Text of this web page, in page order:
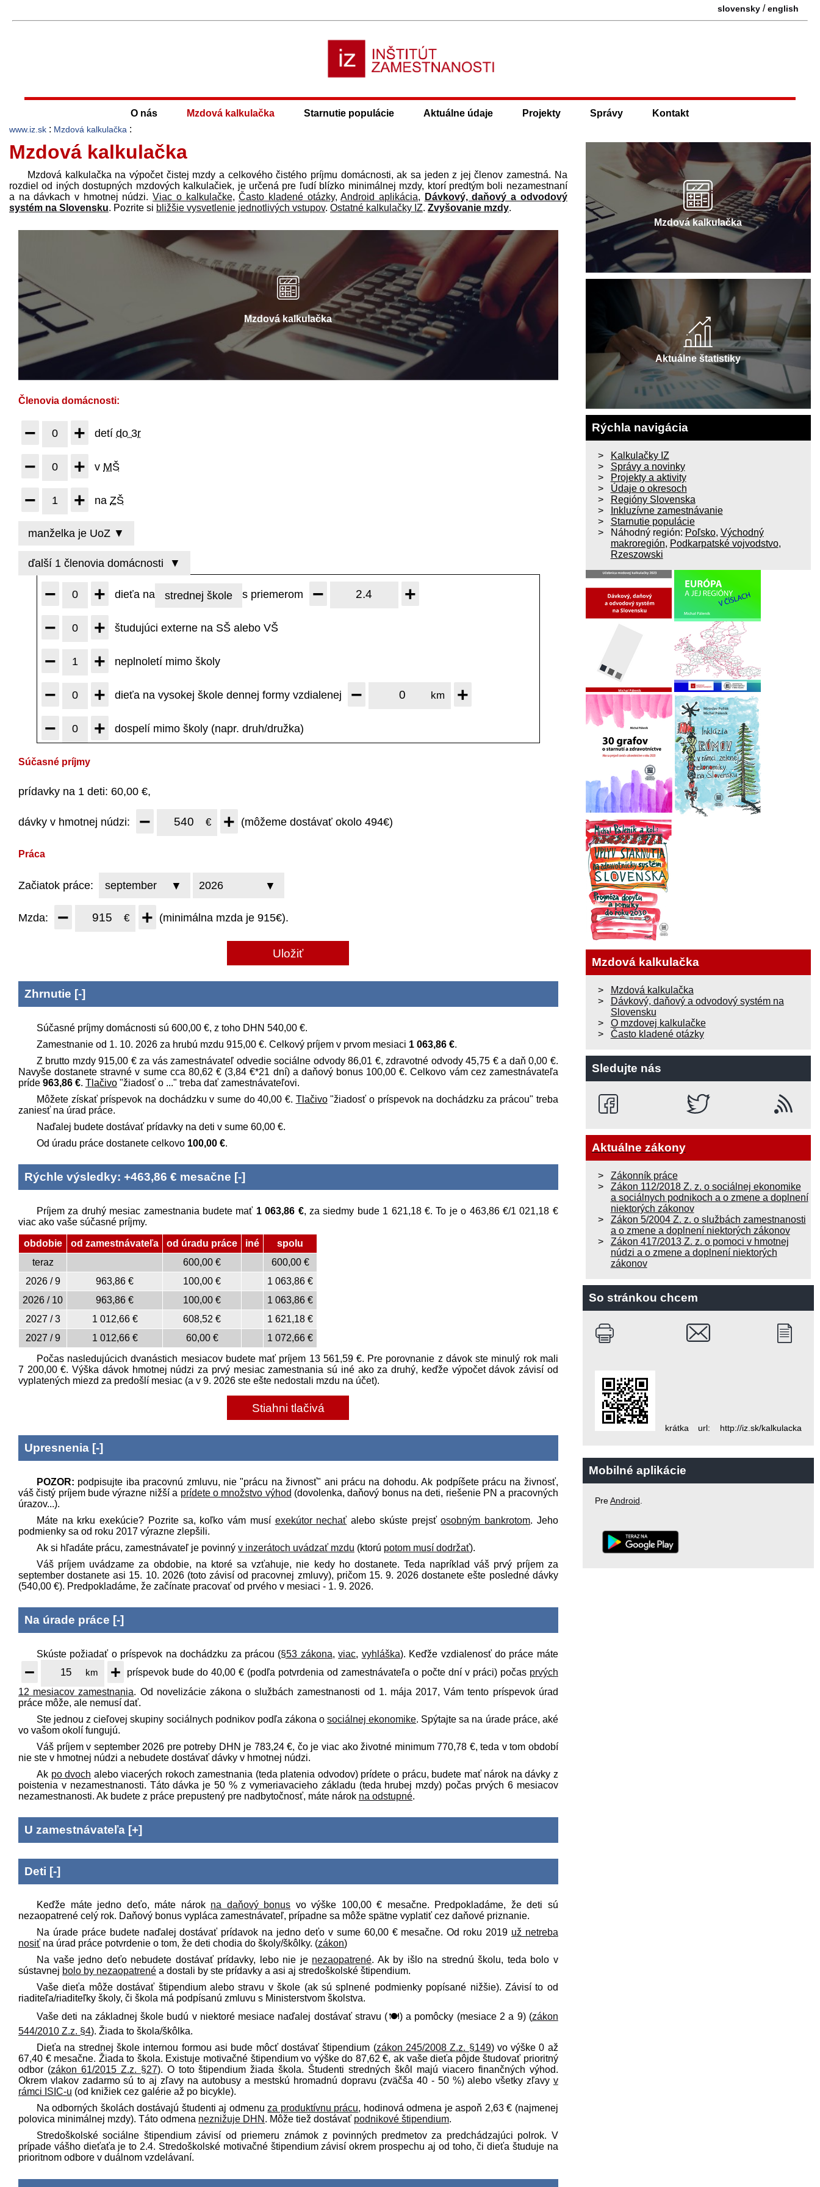
slovensky /english
O nás Mzdová kalkulačka Starnutie populácie Aktuálne údaje Projekty Správy Kontakt
www.iz.sk : Mzdová kalkulačka :
Mzdová kalkulačka
Mzdová kalkulačka na výpočet čistej mzdy a celkového čistého príjmu domácnosti, ak sa jeden z jej členov zamestná. Na
rozdiel od iných dostupných mzdových kalkulačiek, je určená pre ľudí blízko minimálnej mzdy, ktorí pred­tým boli nezamestnaní
a na dávkach v hmotnej núdzi.Viac o kalkulačke,Často kladené otázky,Android aplikácia,
Dávkový, daňový a odvodový
systém na Slovensku. Pozrite si bližšie vysvetlenie jednotlivých vstupov. Ostatné kalkulačky IZ. Zvyšovanie mzdy.
Mzdová kalkulačka
Členovia domácnosti:
− 0 + detí do 3r
− 0 + v MŠ
− 1 + na ZŠ
manželka je UoZ ▼
ďalší 1 členovia domácnosti ▼
− 0 + dieťa na strednej škole s priemerom −
+
−
0 + študujúci externe na SŠ alebo VŠ
− 1 + neplnoletí mimo školy
− 0 + dieťa na vysokej škole dennej formy vzdialenej − km
+
−
0 + dospelí mimo školy (napr. druh/družka)
Súčasné príjmy
prídavky na 1 deti: 60,00 €,
dávky v hmotnej núdzi: − € + (môžeme dostávať okolo 494€)
Práca
Začiatok práce:
Mzda: − € + (minimálna mzda je 915€).
Uložiť
Zhrnutie [-]
Súčasné príjmy domácnosti sú 600,00 €, z toho DHN 540,00 €.
Zamestnanie od 1. 10. 2026 za hrubú mzdu 915,00 €. Celkový príjem v prvom mesiaci 1 063,86 €.
Z brutto mzdy915,00 €za vás zamestnávateľ odvedie sociálne odvody86,01 €, zdravotné odvody45,75 €a daň0,00 €.
Navyše dostanete stravné v sume cca 80,62 € (3,84 €*21 dní) a daňový bonus 100,00 €. Celkovo vám cez zamestnávateľa
príde 963,86 €. Tlačivo "žiadosť o ..." treba dať zamestnávateľovi.
Môžete získať príspevok na dochádzku v sume do40,00 €. Tlačivo"žiadosť o príspevok na dochádzku za prácou" treba
zaniesť na úrad práce.
Naďalej budete dostávať prídavky na deti v sume 60,00 €.
Od úradu práce dostanete celkovo 100,00 €.
Rýchle výsledky: +463,86 € mesačne [-]
Príjem za druhý mesiac zamestnania budete mať 1 063,86 €, za siedmy bude 1 621,18 €. To je o 463,86 €/1 021,18 €
viac ako vaše súčasné príjmy.
obdobie od zamest­návateľa od úradu práce iné
spolu
teraz
600,00 €
600,00 €
2026/9 963,86 € 100,00 €
1 063,86 €
2026 / 10 963,86 € 100,00 €
1 063,86 €
2027 /3 1 012,66 € 608,52 €
1 621,18 €
2027 /9 1 012,66 € 60,00 €
1 072,66 €
Počas nasledujúcich dvanástich mesiacov budete mať príjem 13 561,59 €. Pre porovnanie z dávok ste minulý rok mali
7 200,00 €. Výška dávok hmotnej núdzi za prvý mesiac zamestnania sú iné ako za druhý, keďže výpočet dávok závisí od
vyplatených miezd za predošlí mesiac (a v 9. 2026 ste ešte nedostali mzdu na účet).
Stiahni tlačivá
Upresnenia [-]
POZOR: podpisujte iba pracovnú zmluvu, nie "prácu na živnosť" ani prácu na dohodu. Ak podpíšete prácu na živnosť,
váš čistý príjem bude výrazne nižší a prídete o množstvo výhod (dovolenka, daňový bonus na deti, riešenie PN a pracovných
úrazov...).
Máte na krku exekúcie? Pozrite sa, koľko vám musí exekútor nechať alebo skúste prejsťosobným bankrotom. Jeho
podmienky sa od roku 2017 výrazne zlepšili.
Ak si hľadáte prácu, zamestnávateľ je povinný v inzerátoch uvádzať mzdu (ktorú potom musí dodržať).
Váš príjem uvádzame za obdobie, na ktoré sa vzťahuje, nie kedy ho dostanete. Teda napríklad váš prvý príjem za
september dostanete asi 15. 10. 2026(toto závisí od pracovnej zmluvy), pričom 15.9. 2026 dostanete ešte posledné dávky
(540,00 €). Predpokladáme, že začínate pracovať od prvého v mesiaci - 1. 9. 2026.
Na úrade práce [-]
Skúste požiadať o príspevok na dochádzku za prácou (§53 zákona,viac, vyhláška). Keďže vzdialenosť do práce máte
− km + príspevok bude do 40,00 €(podľa potvrdenia od zamestnávateľa o počte dní v práci) počas prvých
12 mesiacov zamestnania. Od novelizácie zákona o službách zamestnanosti od 1. mája 2017, Vám tento príspevok úrad
práce môže, ale nemusí dať.
Ste jednou z cieľovej skupiny sociálnych podnikov podľa zákona osociálnej ekonomike. Spýtajte sa na úrade práce, aké
vo vašom okolí fungujú.
Váš príjem v september 2026 pre potreby DHN je 783,24 €, čo je viac ako životné minimum770,78 €, teda v tom období
nie ste v hmotnej núdzi a nebudete dostávať dávky v hmotnej núdzi.
Ak po dvoch alebo viacerých rokoch zamestnania (teda platenia odvodov) prídete o prácu, budete mať nárok na dávky z
poistenia v nezamestnanosti. Táto dávka je 50 % z vymeriavacieho základu (teda hrubej mzdy) počas prvých 6 mesiacov
nezamestnanosti. Ak budete z práce prepustený pre nadbytočnosť, máte nárok na odstupné.
U zamestnávateľa [+]
Deti [-]
Keďže máte jedno deťo, máte nárok na daňový bonus vo výške 100,00 € mesačne. Predpokladáme, že deti sú
nezaopatrené celý rok. Daňový bonus vypláca zamestnávateľ, prípadne sa môže spätne vyplatiť cez daňové priznanie.
Na úrade práce budete naďalej dostávať prídavok na jedno deťov sume 60,00 €mesačne. Od roku 2019 už netreba
nosiť na úrad práce potvrdenie o tom, že deti chodia do školy/škôlky. (zákon)
Na vaše jedno deťonebudete dostávať prídavky, lebo nie je nezaopatrené. Ak by išlo na strednú školu, teda bolo v
sústavnej bolo by nezaopatrené a dostali by ste prídavky a asi aj stredoškolské štipendium.
Vaše dieťa môže dostávať štipendium alebo stravu v škole (ak sú splnené podmienky popísané nižšie). Závisí to od
riaditeľa/riaditeľky školy, či škola má podpísanú zmluvu s Ministerstvom školstva.
Vaše deti na základnej škole budú v niektoré mesiace naďalej dostávať stravu (🍽) a pomôcky (mesiace 2 a 9) (zákon
544/2010 Z.z. §4). Žiada to škola/škôlka.
Dieťa na strednej škole internou formou asi bude môcť dostávať štipendium (zákon 245/2008 Z.z. §149) vo výške 0 až
67,40 €mesačne. Žiada to škola. Existuje motivačné štipendium vo výške do 87,62 €, ak vaše dieťa pôjde študovať prioritný
odbor (zákon 61/2015 Z.z. §27). O toto štipendium žiada škola. Študenti stredných škôl majú viacero finančných výhod.
Okrem vlakov zadarmo sú to aj zľavy na autobusy a mestskú hromadnú dopravu (zväčša 40 - 50 %) alebo všetky zľavy v
rámci ISIC-u (od knižiek cez galérie až po bicykle).
Na odborných školách dostávajú študenti aj odmenuza produktívnu prácu, hodinová odmena je aspoň 2,63 € (najmenej
polovica minimálnej mzdy). Táto odmena neznižuje DHN . Môže tiež dostávať podnikové štipendium.
Stredoškolské sociálne štipendium závisí od priemeru známok z povinných predmetov za predchádzajúci polrok. V
prípade vášho dieťaťa je to 2.4. Stredoškolské motivačné štipendium závisí okrem prospechu aj od toho, či dieťa študuje na
prioritnom odbore v duálnom vzdelávaní.
Mzdová kalkulačka
Aktuálne štatistiky
Rýchla navigácia
Kalkulačky IZ
Správy a novinky
Projekty a aktivity
Údaje o okresoch
Regióny Slovenska
Inkluzívne zamestnávanie
Starnutie populácie
Náhodný región: Poľsko, Východný
makroregión, Podkarpatské vojvodstvo,
Rzeszowski
Mzdová kalkulačka
Mzdová kalkulačka
Dávkový, daňový a odvodový systém na
Slovensku
O mzdovej kalkulačke
Často kladené otázky
Sledujte nás
Aktuálne zákony
Zákonník práce
Zákon 112/2018 Z. z. o sociálnej ekonomike
a sociálnych podnikoch a o zmene a doplnení
niektorých zákonov
Zákon 5/2004 Z. z. o službách zamestnanosti
a o zmene a doplnení niektorých zákonov
Zákon 417/2013 Z. z. o pomoci v hmotnej
núdzi a o zmene a doplnení niektorých
zákonov
So stránkou chcem
krátka url: http://iz.sk/kalkulacka
Mobilné aplikácie
PreAndroid